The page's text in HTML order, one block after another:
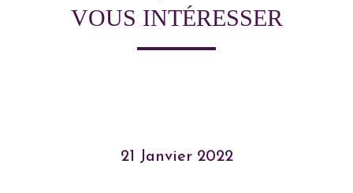
VOUS INTÉRESSER
21 Janvier 2022